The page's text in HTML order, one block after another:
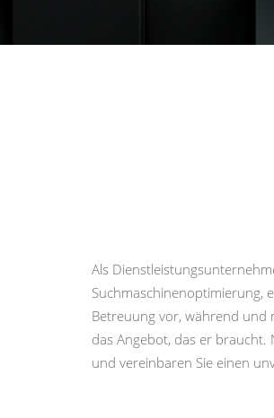
Als
Suchmaschinenoptimierung,
Betreuung vor, während und
das Angebot, das er braucht.
und vereinbaren Sie einen